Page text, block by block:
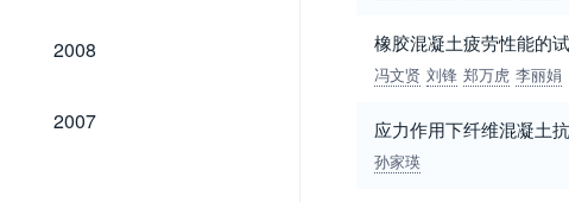
2008
2008
2007
2007
橡胶混凝土疲劳性能的
冯文贤 刘锋 郑万虎 李丽娟
应力作用下纤维混凝土
孙家瑛